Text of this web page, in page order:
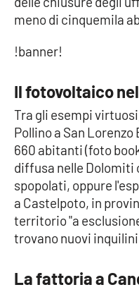
EDIZIONI
LOCALI
Catanzaro
Crotone
Vibo Valentia
Reggio Calabria
Cosenza
meno di cinquemila
!banner!
Il fotovoltaico
Tra gli esempi
Pollino a San Lorenzo
660 abitanti (foto
diffusa nelle Dolomiti
spopolati, oppure
a Castelpoto, in
territorio "a
trovano nuovi
La fattoria a